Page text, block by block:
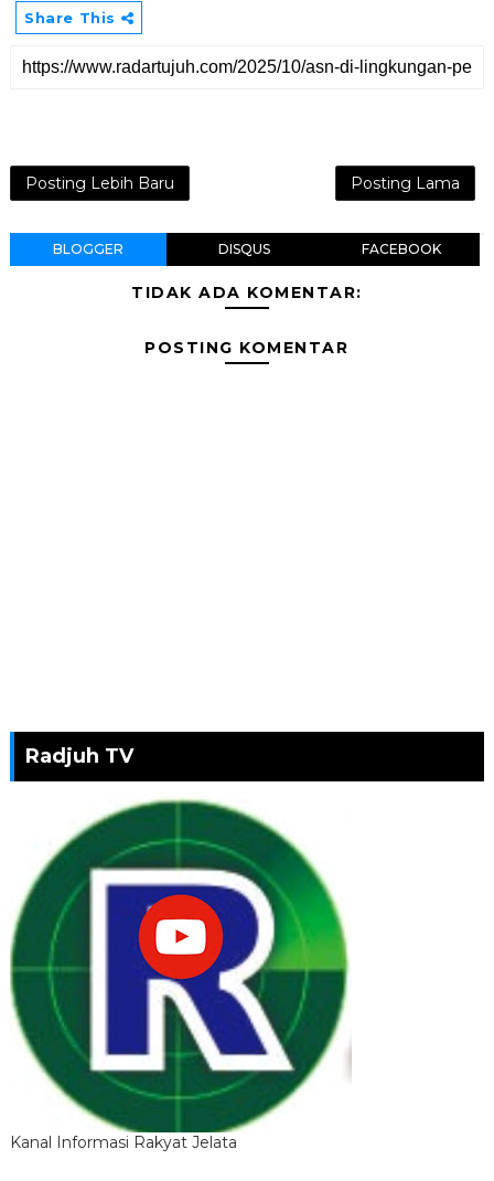
Share This
Posting Lebih Baru Posting Lama
BLOGGER DISQUS FACEBOOK
TIDAK ADA KOMENTAR:
POSTING KOMENTAR
Radjuh TV
Kanal Informasi Rakyat Jelata